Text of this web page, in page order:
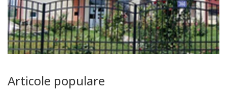
Articole populare